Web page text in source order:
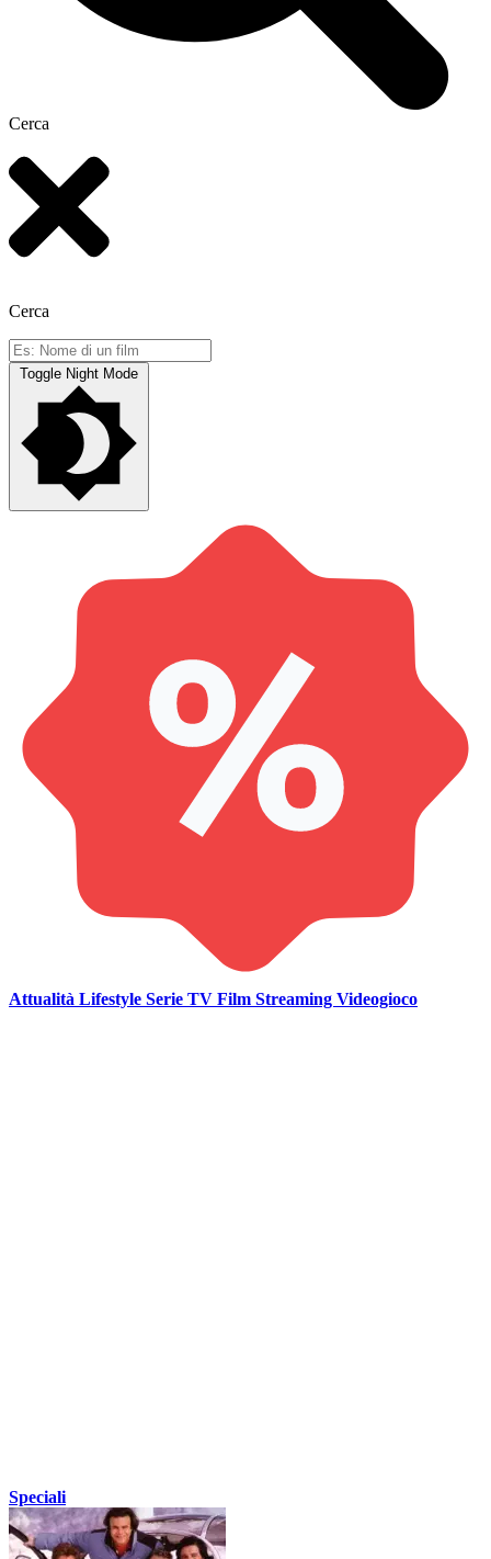
Cerca
Cerca
Toggle Night Mode
Attualità Lifestyle Serie TV Film Streaming Videogioco
Speciali